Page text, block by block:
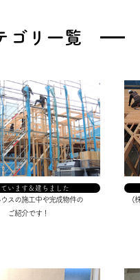
ゴリ一覧
います＆建ちました
ウスの施工中や完成物件の
ご紹介です！
(